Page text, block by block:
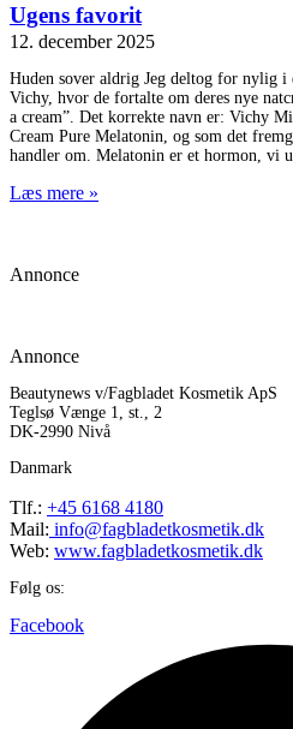
Ugens favorit
12. december 2025
Huden sover aldrig Jeg deltog for nylig i
Vichy, hvor de fortalte om deres nye
a cream”. Det korrekte navn er: Vichy
Cream Pure Melatonin, og som det
handler om. Melatonin er et hormon, vi
Læs mere »
Annonce
Annonce
Beautynews v/Fagbladet Kosmetik ApS
Teglsø Vænge 1, st., 2
DK-2990 Nivå
Danmark
Tlf.: +45 6168 4180
Mail: info@fagbladetkosmetik.dk
Web: www.fagbladetkosmetik.dk
Følg os:
Facebook